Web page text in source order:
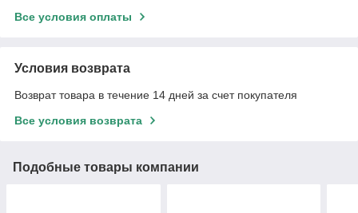
Все условия оплаты
Условия возврата
Возврат товара в течение 14 дней за счет покупателя
Все условия возврата
Подобные товары компании